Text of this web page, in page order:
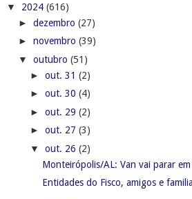
▼ 2024 (616)
► dezembro (27)
► novembro (39)
▼ outubro (51)
► out. 31 (2)
► out. 30 (4)
► out. 29 (2)
► out. 27 (3)
▼ out. 26 (2)
Monteirópolis/AL: Van vai parar
Entidades do Fisco, amigos e